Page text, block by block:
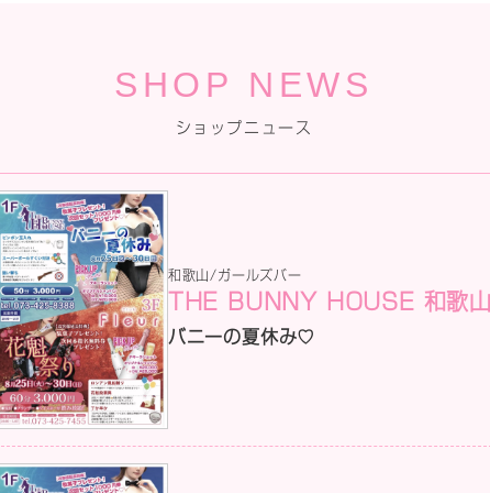
SHOP NEWS
ショップニュース
和歌山/ガールズバー
THE BUNNY HOUSE 和歌
バニーの夏休み♡